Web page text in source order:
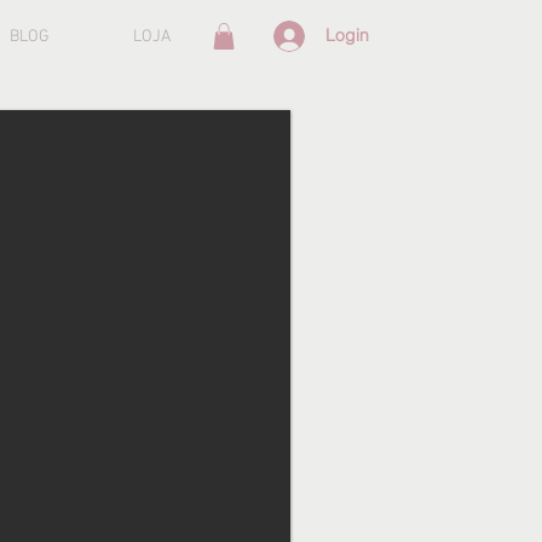
BLOG LOJA Login